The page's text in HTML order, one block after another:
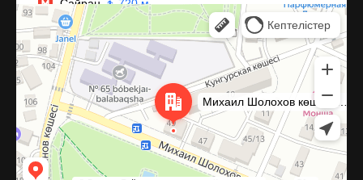
Алматы
Улица Михаила Шолохова, 49 — Яндекс Карты